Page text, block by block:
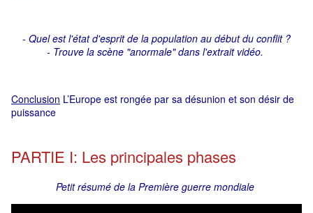
- Quel est l'état d'esprit de la population au début du conflit ?
- Trouve la scène "anormale" dans l'extrait vidéo.
Conclusion L’Europe est rongée par sa désunion et son désir de
puissance
PARTIE I: Les principales phases
Petit résumé de la Première guerre mondiale